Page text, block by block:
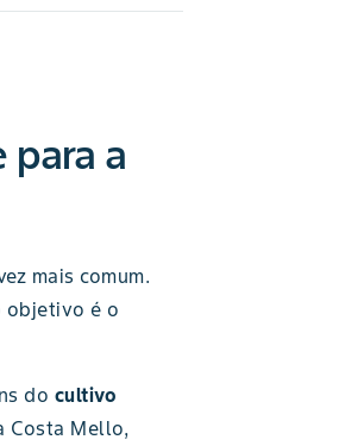
para a
mais comum.
objetivo é o
do cultivo
Costa Mello,